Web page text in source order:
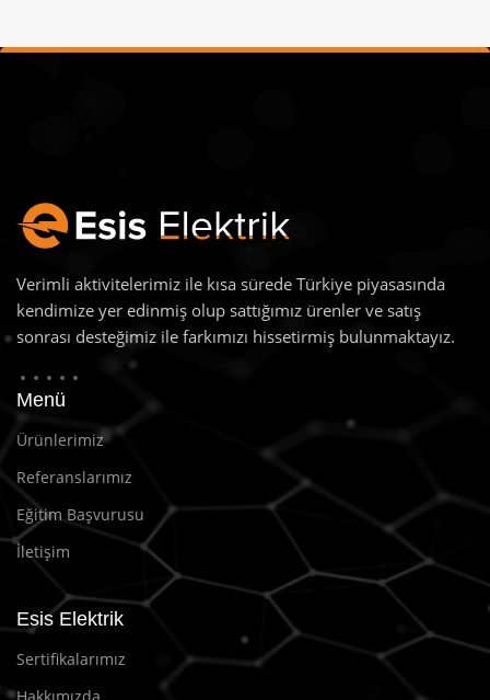
Verimli aktivitelerimiz ile kısa sürede Türkiye piyasasında
kendimize yer edinmiş olup sattığımız ürenler ve satış
sonrası desteğimiz ile farkımızı hissetirmiş bulunmaktayız.
Menü
Ürünlerimiz
Referanslarımız
Eğitim Başvurusu
İletişim
Esis Elektrik
Sertifikalarımız